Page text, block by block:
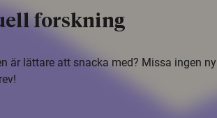
forskning
är lättare att snacka med? Missa ingen ny